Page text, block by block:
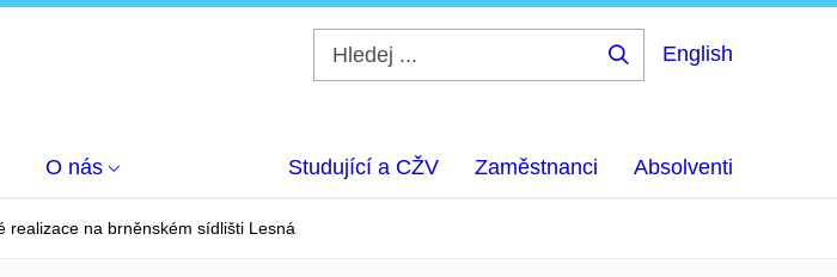
English
O nás Studující a CŽV Zaměstnanci Absolventi
realizace na brněnském sídlišti Lesná